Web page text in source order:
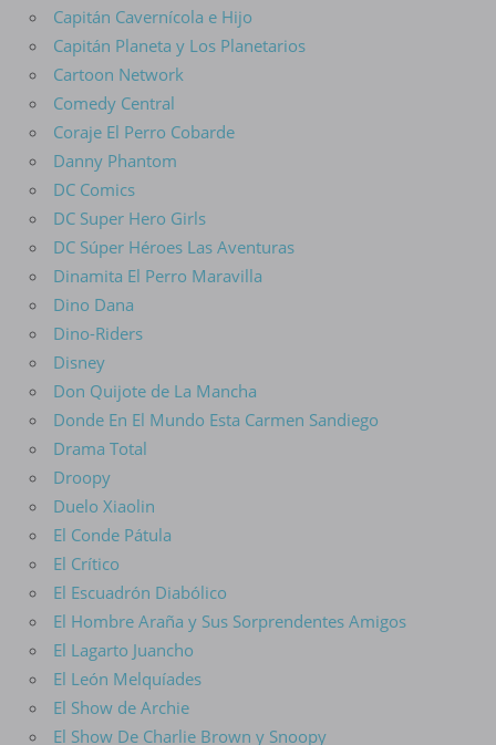
Capitán Cavernícola e Hijo
Capitán Planeta y Los Planetarios
Cartoon Network
Comedy Central
Coraje El Perro Cobarde
Danny Phantom
DC Comics
DC Super Hero Girls
DC Súper Héroes Las Aventuras
Dinamita El Perro Maravilla
Dino Dana
Dino-Riders
Disney
Don Quijote de La Mancha
Donde En El Mundo Esta Carmen Sandiego
Drama Total
Droopy
Duelo Xiaolin
El Conde Pátula
El Crítico
El Escuadrón Diabólico
El Hombre Araña y Sus Sorprendentes Amigos
El Lagarto Juancho
El León Melquíades
El Show de Archie
El Show De Charlie Brown y Snoopy